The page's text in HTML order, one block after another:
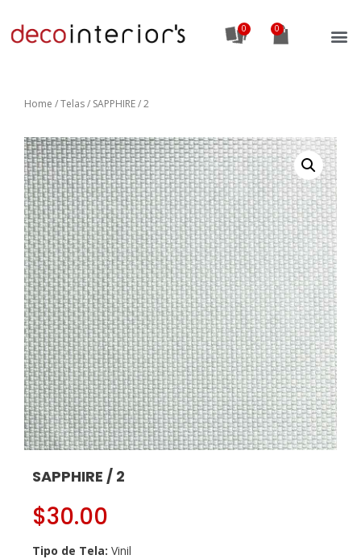
0
Home /Telas/ SAPPHIRE / 2
SAPPHIRE / 2
$30.00
Tipo de Tela: Vinil